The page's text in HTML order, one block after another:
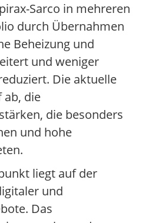
Sarco in mehreren
durch Übernahmen
Beheizung und
und weniger
Die aktuelle
ab, die
die besonders
und hohe
liegt auf der
und
Das